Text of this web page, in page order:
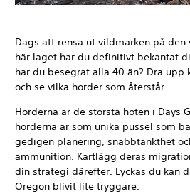
Dags att rensa ut vildmarken på den
här laget har du definitivt bekantat
har du besegrat alla 40 än? Dra upp
och se vilka horder som återstår.
Horderna är de största hoten i Days
horderna är som unika pussel som
gedigen planering, snabbtänkthet
ammunition. Kartlägg deras
din strategi därefter. Lyckas du kan
Oregon blivit lite tryggare.